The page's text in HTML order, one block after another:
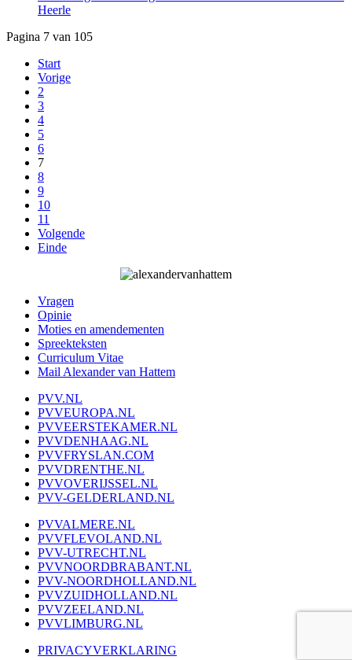
Heerle
Pagina 7 van 105
Start
Vorige
2
3
4
5
6
7
8
9
10
11
Volgende
Einde
Vragen
Opinie
Moties en amendementen
Spreekteksten
Curriculum Vitae
Mail Alexander van Hattem
PVV.NL
PVVEUROPA.NL
PVVEERSTEKAMER.NL
PVVDENHAAG.NL
PVVFRYSLAN.COM
PVVDRENTHE.NL
PVVOVERIJSSEL.NL
PVV-GELDERLAND.NL
PVVALMERE.NL
PVVFLEVOLAND.NL
PVV-UTRECHT.NL
PVVNOORDBRABANT.NL
PVV-NOORDHOLLAND.NL
PVVZUIDHOLLAND.NL
PVVZEELAND.NL
PVVLIMBURG.NL
PRIVACYVERKLARING